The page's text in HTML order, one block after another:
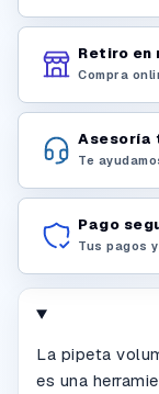
Retiro
Compra
Asesoría
Te
Pago
Tus pagos
La pipeta
es una